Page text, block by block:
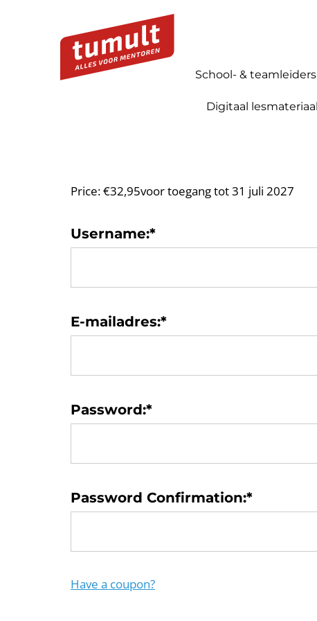
School- & teamleiders
Digitaal lesmateriaal
Price:€32,95voor toegang tot 31 juli 2027
Username:*
E-mailadres:*
Password:*
Password Confirmation:*
Have a coupon?